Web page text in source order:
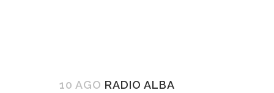
10 AGO RADIO ALBA